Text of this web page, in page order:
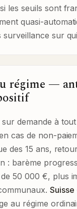
les seuils sont
quasi-
surveillance sur
régime —
demande à
cas de non-
des 15 ans,
: barème
50 000 €, plus
Suisse
au régime